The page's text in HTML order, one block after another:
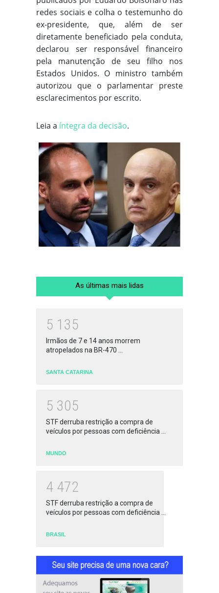
redes sociais e colha o testemunho do
ex-presidente, que, além de ser
diretamente beneficiado pela conduta,
declarou ser responsável financeiro
pela manutenção de seu filho nos
Estados Unidos. O ministro também
autorizou que o parlamentar preste
esclarecimentos por escrito.
Leia a íntegra da decisão.
As últimas mais lidas
5 1 35
Irmãos de 7 e 14 anos morrem
atropelados na BR-470 ...
SANTA CATARINA
5 305
STF derruba restrição a compra de
veículos por pessoas com deficiência ...
MUNDO
4 472
STF derruba restrição a compra de
veículos por pessoas com deficiência ...
BRASIL